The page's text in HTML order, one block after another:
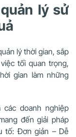
lý sử
lý thời gian, sắp
tối quan trọng,
gian làm những
doanh nghiệp
đến giải pháp
tố: Đơn giản – Dễ